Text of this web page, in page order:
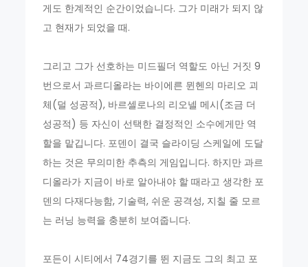
게도 한계적인 순간이었습니다. 그가 미래가 되지 않
고 현재가 되었을 때.
그리고 그가 선호하는 미드필더 역할도 아닌 거짓 9
번으로서 과르디올라는 바이에른 뮌헨의 마리오 괴
체(덜 성공적), 바르셀로나의 리오넬 메시(조금 더
성공적) 등 자신이 선택한 결정적인 소수에게만 역
할을 맡깁니다. 포덴이 결국 슬라이딩 스케일에 도달
하는 것은 무의미한 추측의 게임입니다. 하지만 과르
디올라가 지금이 바로 알아내야 할 때라고 생각한 포
덴의 다재다능함, 기술력, 쉬운 공격성, 지칠 줄 모르
는 러닝 능력을 충분히 보여줍니다.
포든이 시티에서 74경기를 뛴 지금도 그의 최고 포